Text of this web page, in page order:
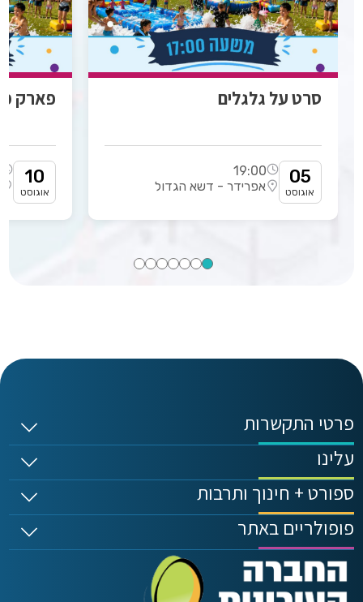
סרט על גלגלים
05
אוגוסט
19:00
אפרידר - דשא הגדול
פארק
10
אוגוסט
פרטי התקשרות
עלינו
ספורט + חינוך ותרבות
פופולריים באתר